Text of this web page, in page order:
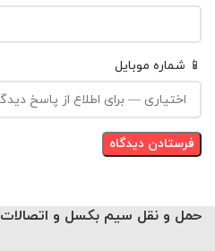
📱 شماره موبایل
حمل و نقل سیم بکسل و اتصالات